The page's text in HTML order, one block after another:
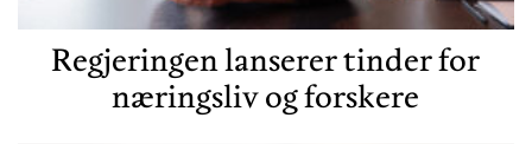
Regjeringen lanserer tinder for
næringsliv og forskere